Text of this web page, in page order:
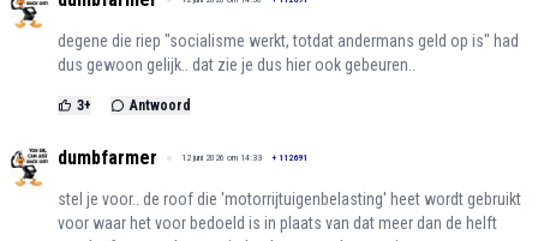
degene die riep "socialisme werkt, totdat andermans geld op is" had
dus gewoon gelijk.. dat zie je dus hier ook gebeuren..
3+ Antwoord
dumbfarmer 12 juni 2026 om 14:33 + 112691
stel je voor.. de roof die 'motorrijtuigenbelasting' heet wordt gebruikt
voor waar het voor bedoeld is in plaats van dat meer dan de helft